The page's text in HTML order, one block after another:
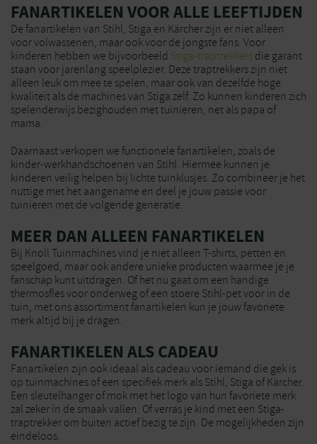
FANARTIKELEN VOOR ALLE LEEFTIJDEN
De fanartikelen van Stihl, Stiga en Kärcher zijn er niet alleen
voor volwassenen, maar ook voor de jongste fans. Voor
kinderen hebben we bijvoorbeeld Stiga-traptrekkers die garant
staan voor jarenlang speelplezier. Deze traptrekkers zijn niet
alleen leuk om mee te spelen, maar ook van dezelfde hoge
kwaliteit als de machines van Stiga zelf. Zo kunnen kinderen zich
spelenderwijs bezighouden met tuinieren, net als papa of
mama.
Daarnaast verkopen we functionele fanartikelen, zoals de
kinder-werkhandschoenen van Stihl. Hiermee kunnen je
kinderen veilig helpen bij lichte tuinklusjes. Zo combineer je het
nuttige met het aangename en deel je jouw passie voor
tuinieren met de volgende generatie.
MEER DAN ALLEEN FANARTIKELEN
Bij Knoll Tuinmachines vind je niet alleen T-shirts, petten en
speelgoed, maar ook andere unieke producten waarmee je je
fanschap kunt uitdragen. Of het nu gaat om een handige
thermosfles voor onderweg of een stoere Stihl-pet voor in de
tuin, met ons assortiment fanartikelen kun je jouw favoriete
merk altijd bij je dragen.
FANARTIKELEN ALS CADEAU
Fanartikelen zijn ook ideaal als cadeau voor iemand die gek is
op tuinmachines of een specifiek merk als Stihl, Stiga of Kärcher.
Een sleutelhanger of mok met het logo van hun favoriete merk
zal zeker in de smaak vallen. Of verras je kind met een Stiga-
traptrekker om buiten actief bezig te zijn. De mogelijkheden zijn
eindeloos.